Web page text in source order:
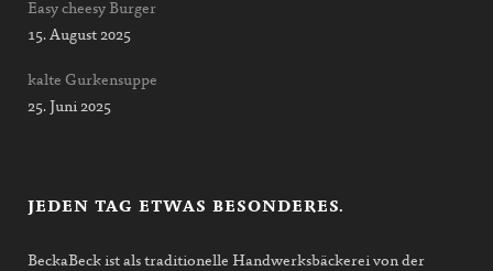
Easy cheesy Burger
15. August 2025
kalte Gurkensuppe
25. Juni 2025
JEDEN TAG ETWAS BESONDERES.
BeckaBeck ist als traditionelle Handwerksbäckerei von der